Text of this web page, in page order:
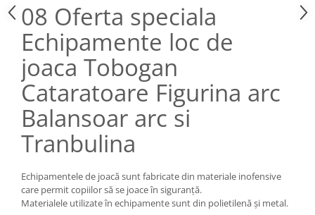
08 Oferta speciala
Echipamente loc de
joaca Tobogan
Cataratoare Figurina arc
Balansoar arc si
Tranbulina
Echipamentele de joacă sunt fabricate din materiale inofensive
care permit copiilor să se joace în siguranță.
Materialele utilizate în echipamente sunt din polietilenă și metal.